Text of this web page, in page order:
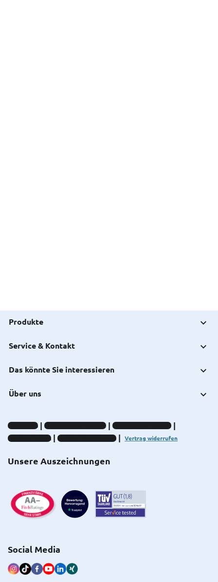
Produkte
Service & Kontakt
Das könnte Sie interessieren
Über uns
Unsere Auszeichnungen
Impressum Datenschutz-Hinweise
Compliance-Hinweise
Barrierefreiheit
Cookie-Einstellungen Vertrag widerrufen
Social Media